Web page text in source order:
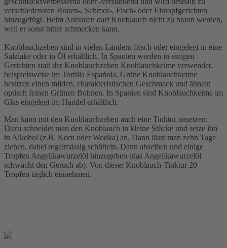
verschiedensten Braten-, Schmor-, Fisch- oder Eintopfgerichten
hinzugefügt. Beim Anbraten darf Knoblauch nicht zu braun werden,
weil er sonst bitter schmecken kann.
Knoblauchzehen sind in vielen Ländern frisch oder eingelegt in eine
Salzlake oder in Öl erhältlich. In Spanien werden in einigen
Gerichten statt der Knoblauchzehen Knoblauchkeime verwendet,
beispielsweise im Tortilla Española. Grüne Knoblauchkeime
besitzen einen milden, charakteristischen Geschmack und ähneln
optisch feinen Grünen Bohnen. In Spanien sind Knoblauchkeime im
Glas eingelegt im Handel erhältlich.
Man kann mit den Knoblauchzehen auch eine Tinktur ansetzen:
Dazu schneidet man den Knoblauch in kleine Stücke und setze ihn
in Alkohol (z.B. Korn oder Wodka) an. Dann lässt man zehn Tage
ziehen, dabei regelmässig schütteln. Dann abseihen und einige
Tropfen Angelikawurzelöl hinzugeben (das Angelikawurzelöl
schwächt den Geruch ab). Von dieser Knoblauch-Tinktur 20
Tropfen täglich einnehmen.